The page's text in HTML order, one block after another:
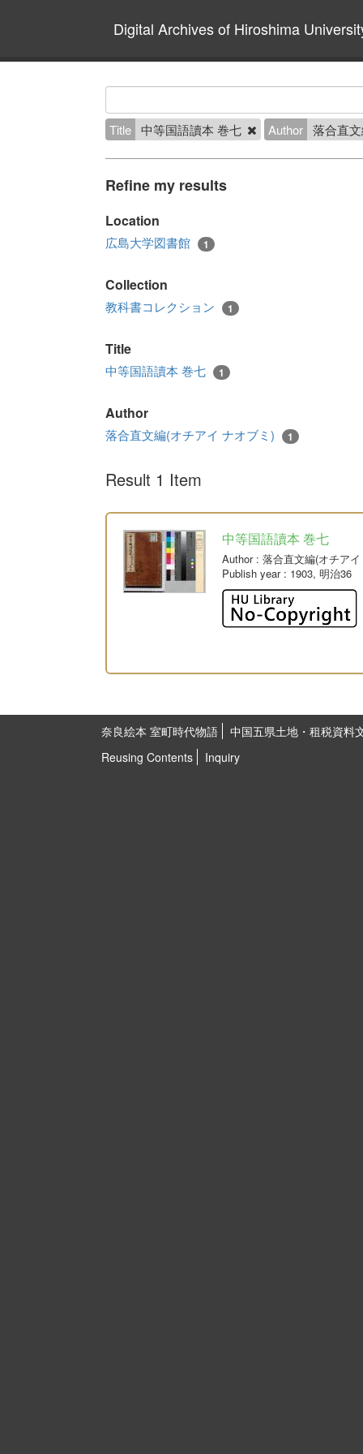
Digital Archives of Hiroshima
Title 中等国語讀本 巻七 Author 落合直
Refine my results
Location
広島大学図書館 1
Collection
教科書コレクション 1
Title
中等国語讀本 巻七 1
Author
落合直文編(オチアイ ナオブミ) 1
Result 1 Item
中等国語讀本 巻七
Author: 落合直文編(オチア
Publish year: 1903, 明治36
奈良絵本 室町時代物語
中国五県土地・租税資料
Reusing Contents
Inquiry